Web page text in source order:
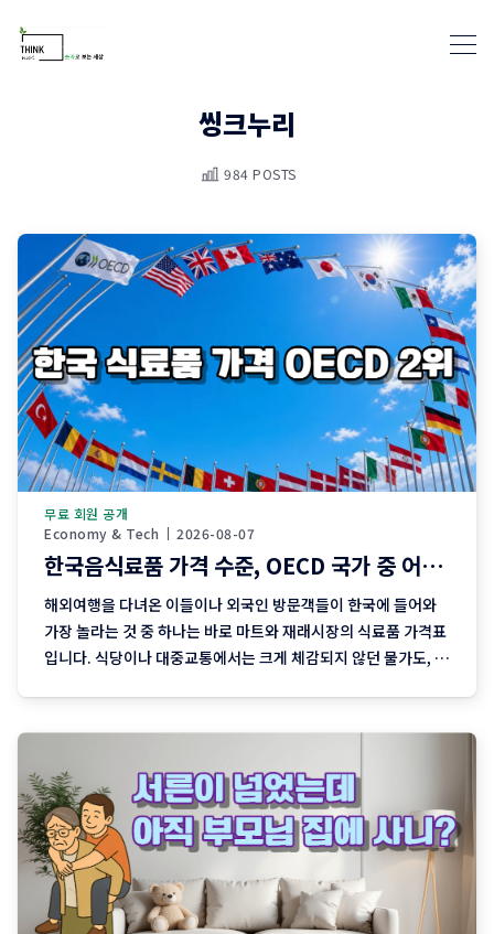
통계뉴스(www.statnews.net) 검
씽크누리
984 POSTS
Economy & Tech 2026-08-07
무료 회원 공개
한국음식료품 가격 수준, OECD 국가 중 어느 정도?
해외여행을 다녀온 이들이나 외국인 방문객들이 한국에 들어와
가장 놀라는 것 중 하나는 바로 마트와 재래시장의 식료품 가격표
입니다. 식당이나 대중교통에서는 크게 체감되지 않던 물가도, 마
게 됩니다. 실제로 대한민국의 전체 소비자물가는 다른 주요 선진